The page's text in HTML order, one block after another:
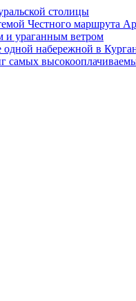
столицы
Честного маршрута
и ураганным ветром
набережной в